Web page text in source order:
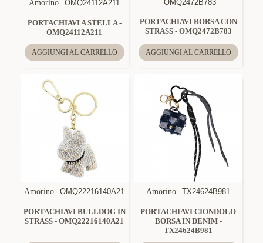
Amorino OMQ24112A211
PORTACHIAVI A STELLA -
OMQ24112A211
AGGIUNGI AL CARRELLO
OMQ2472B783
PORTACHIAVI BORSA CON
STRASS - OMQ2472B783
AGGIUNGI AL CARRELLO
Amorino OMQ22216140A21
PORTACHIAVI BULLDOG IN
STRASS - OMQ22216140A21
Amorino TX24624B981
PORTACHIAVI CIONDOLO
BORSA IN DENIM -
TX24624B981